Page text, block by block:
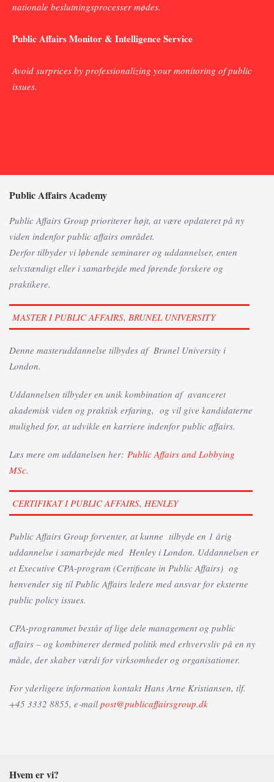
nationale beslutningsprocesser mødes.
Public Affairs Monitor & Intelligence Service
Avoid surprices by professionalizing your monitoring of public
issues.
Public Affairs Academy
Public Affairs Group prioriterer højt, at være opdateret på ny
viden indenfor public affairs området.
Derfor tilbyder vi løbende seminarer og uddannelser, enten
selvstændigt eller i samarbejde med førende forskere og
praktikere.
MASTER I PUBLIC AFFAIRS, BRUNEL UNIVERSITY
Denne masteruddannelse tilbydes af Brunel University i
London.
Uddannelsen tilbyder en unik kombination af avanceret
akademisk viden og praktisk erfaring, og vil give kandidaterne
mulighed for, at udvikle en karriere indenfor public affairs.
Læs mere om uddanelsen her: Public Affairs and Lobbying
MSc.
CERTIFIKAT I PUBLIC AFFAIRS, HENLEY
Public Affairs Group forventer, at kunne tilbyde en 1 årig
uddannelse i samarbejde med Henley i London. Uddannelsen er
et Executive CPA-program (Certificate in Public Affairs) og
henvender sig til Public Affairs ledere med ansvar for eksterne
public policy issues.
CPA-programmet består af lige dele management og public
affairs – og kombinerer dermed politik med erhvervsliv på en ny
måde, der skaber værdi for virksomheder og organisationer.
For yderligere information kontakt Hans Arne Kristiansen, tlf.
+45 3332 8855, e‑mail post@publicaffairsgroup.dk
Hvem er vi?